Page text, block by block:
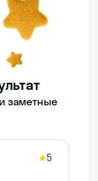
заметные
★5